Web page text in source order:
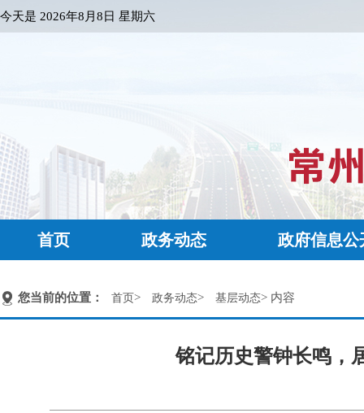
今天是 2026年8月8日 星期六
首页 政务动态 政府信息公
您当前的位置： 首页> 政务动态> 基层动态> 内容
铭记历史警钟长鸣，